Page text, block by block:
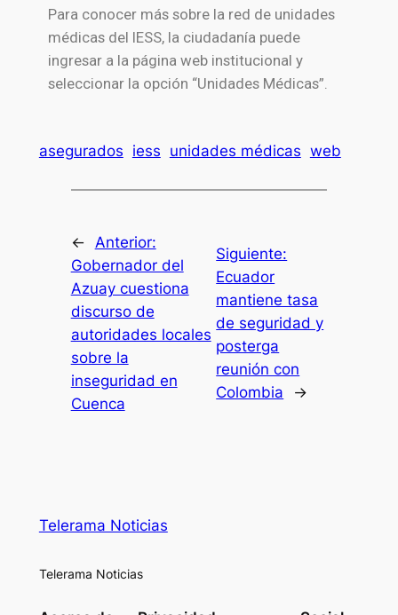
Para conocer más sobre la red de unidades
médicas del IESS, la ciudadanía puede
ingresar a la página web institucional y
seleccionar la opción “Unidades Médicas”.
asegurados iess unidades médicas web
← Anterior:
Gobernador del
Azuay cuestiona
discurso de
autoridades locales
sobre la
inseguridad en
Cuenca
Siguiente:
Ecuador
mantiene tasa
de seguridad y
posterga
reunión con
Colombia
→
Telerama Noticias
Telerama Noticias